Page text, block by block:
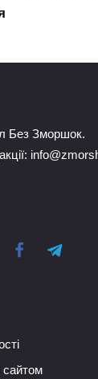
Без Зморшок.
сайтом